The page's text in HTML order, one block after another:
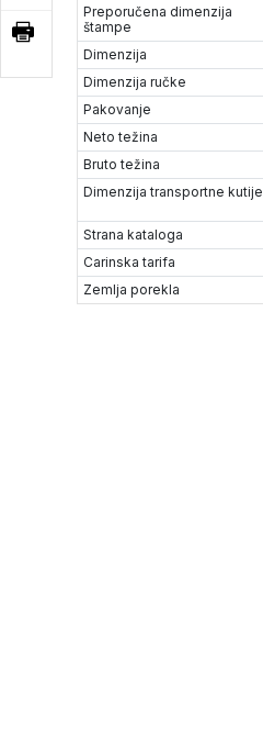
Preporučena dimenzija
štampe
Dimenzija
Dimenzija ručke
Pakovanje
Neto težina
Bruto težina
Dimenzija transportne kutije
Strana kataloga
Carinska tarifa
Zemlja porekla